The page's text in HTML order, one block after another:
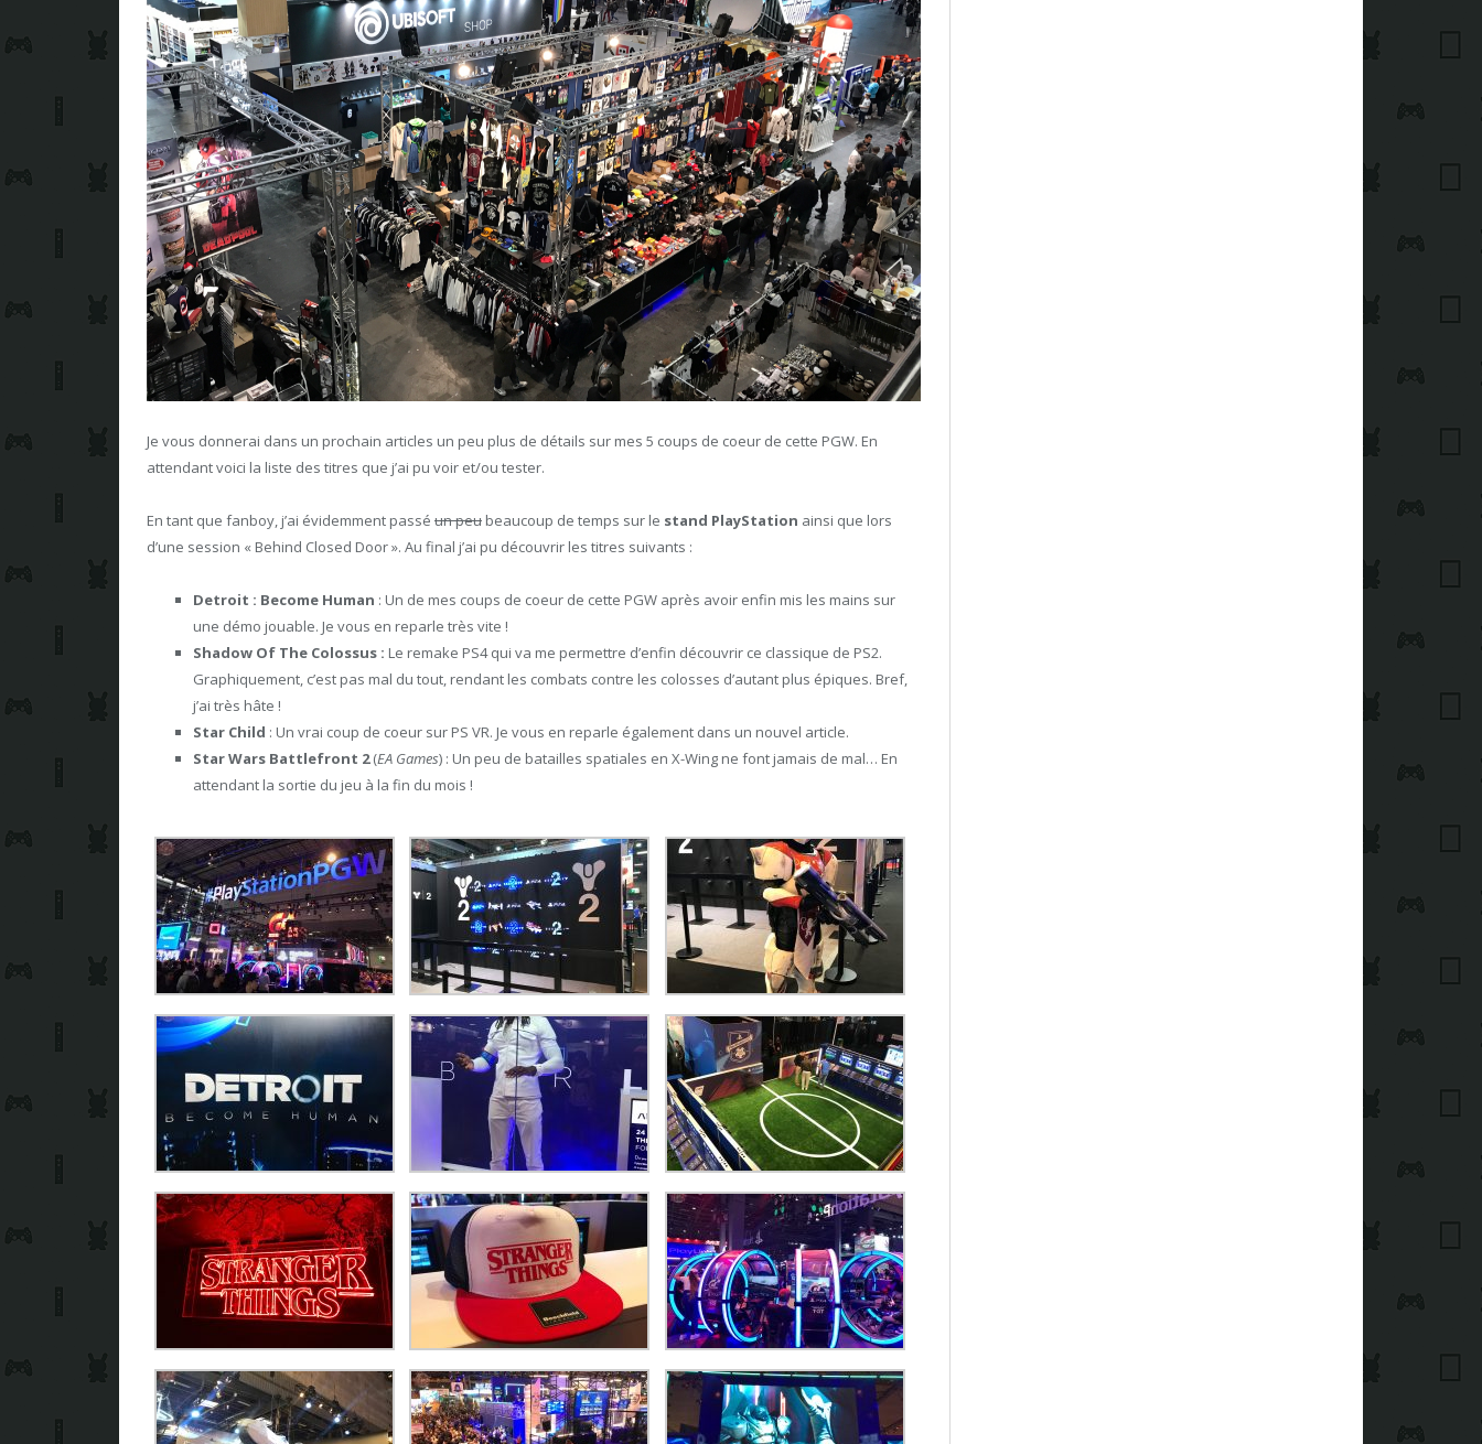
Je vous donnerai dans un prochain articles un peu plus de détails sur mes 5 coups de coeur de cette PGW. En
attendant voici la liste des titres que j’ai pu voir et/ou tester.
En tant que fanboy, j’ai évidemment passé un peu beaucoup de temps sur le stand PlayStation ainsi que lors
d’une session « Behind Closed Door ». Au final j’ai pu découvrir les titres suivants :
Detroit : Become Human : Un de mes coups de coeur de cette PGW après avoir enfin mis les mains sur
une démo jouable. Je vous en reparle très vite !
Shadow Of The Colossus : Le remake PS4 qui va me permettre d’enfin découvrir ce classique de PS2.
Graphiquement, c’est pas mal du tout, rendant les combats contre les colosses d’autant plus épiques. Bref,
j’ai très hâte !
Star Child : Un vrai coup de coeur sur PS VR. Je vous en reparle également dans un nouvel article.
Star Wars Battlefront 2(EA Games) : Un peu de batailles spatiales en X-Wing ne font jamais de mal… En
attendant la sortie du jeu à la fin du mois !